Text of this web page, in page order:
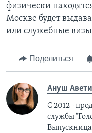
физически
Москве будет
или служебные
Поделиться
Ануш
С 2012 -
службы